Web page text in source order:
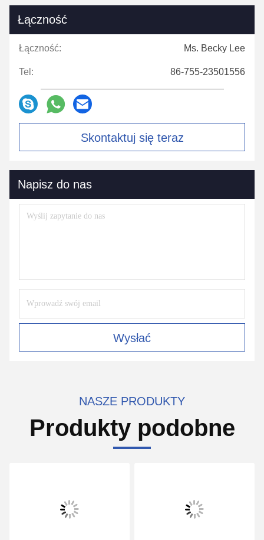
Łączność
Łączność: Ms. Becky Lee
Tel: 86-755-23501556
Skontaktuj się teraz
Napisz do nas
Wysłać
NASZE PRODUKTY
Produkty podobne